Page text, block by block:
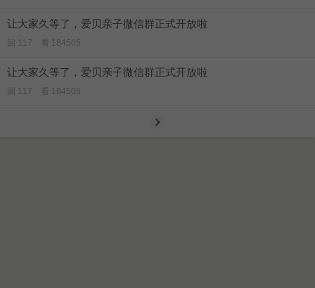
让大家久等了，爱贝亲子微信群正式开放啦
回 117 看 184505
让大家久等了，爱贝亲子微信群正式开放啦
回 117 看 184505